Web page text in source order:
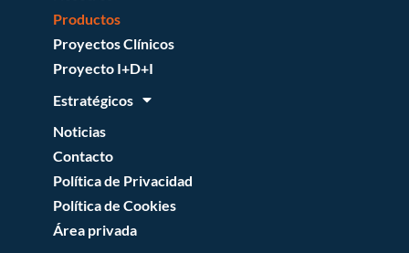
Productos
Proyectos Clínicos
Proyecto I+D+I
Estratégicos
Noticias
Contacto
Política de Privacidad
Política de Cookies
Área privada